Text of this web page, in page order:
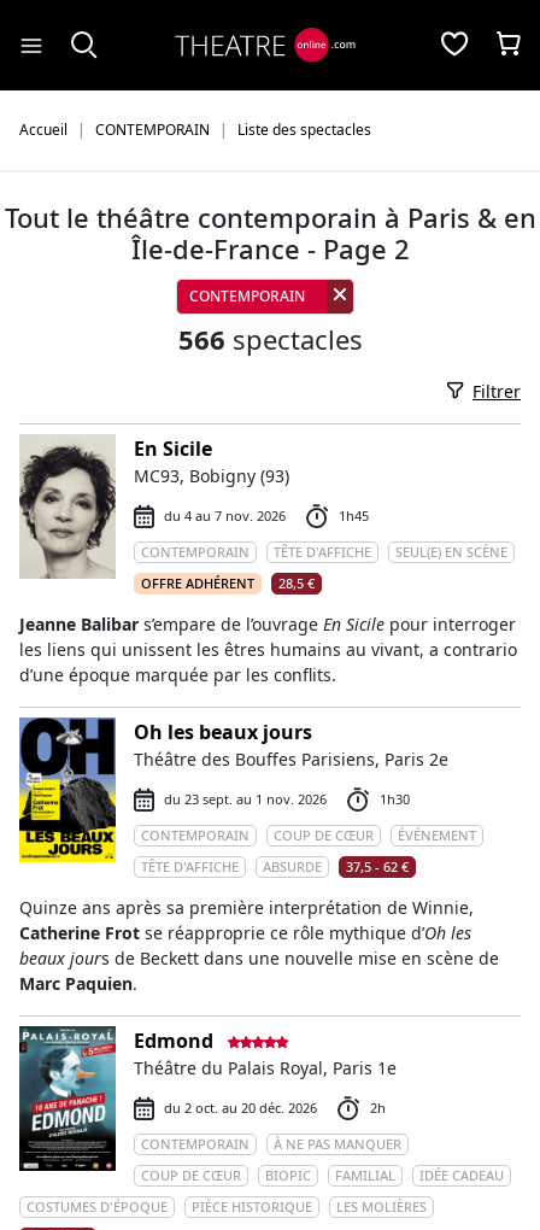
Accueil CONTEMPORAIN Liste des spectacles
Tout le théâtre contemporain à Paris & en
Île-de-France - Page 2
CONTEMPORAIN
566 spectacles
Filtrer
En Sicile
MC93, Bobigny (93)
du 4 au 7 nov. 2026
1h45
CONTEMPORAIN
TÊTE D'AFFICHE
SEUL(E) EN SCÈNE
OFFRE ADHÉRENT
28,5 €
Jeanne Balibar s’empare de l’ouvrage En Sicile pour interroger
les liens qui unissent les êtres humains au vivant, a contrario
d’une époque marquée par les conflits.
Oh les beaux jours
Théâtre des Bouffes Parisiens, Paris 2e
du 23 sept. au 1 nov. 2026
1h30
CONTEMPORAIN
COUP DE CŒUR
ÉVÉNEMENT
TÊTE D'AFFICHE
ABSURDE 37,5 - 62 €
Quinze ans après sa première interprétation de Winnie,
Catherine Frot se réapproprie ce rôle mythique d’Oh les
beaux jours de Beckett dans une nouvelle mise en scène de
Marc Paquien.
Edmond
Théâtre du Palais Royal, Paris 1e
du 2 oct. au 20 déc. 2026
2h
CONTEMPORAIN
À NE PAS MANQUER
COUP DE CŒUR
BIOPIC FAMILIAL
IDÉE CADEAU
COSTUMES D'ÉPOQUE
PIÈCE HISTORIQUE
LES MOLIÈRES